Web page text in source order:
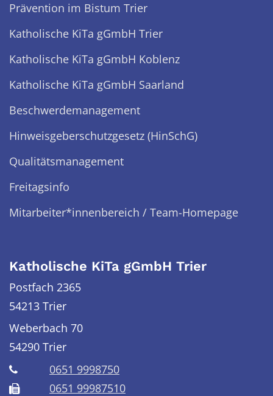
Prävention im Bistum Trier
Katholische KiTa gGmbH Trier
Katholische KiTa gGmbH Koblenz
Katholische KiTa gGmbH Saarland
Beschwerdemanagement
Hinweisgeberschutzgesetz (HinSchG)
Qualitätsmanagement
Freitagsinfo
Mitarbeiter*innenbereich / Team-Homepage
Katholische KiTa gGmbH Trier
Postfach 2365
54213 Trier
Weberbach 70
54290 Trier
0651 9998750
0651 99987510